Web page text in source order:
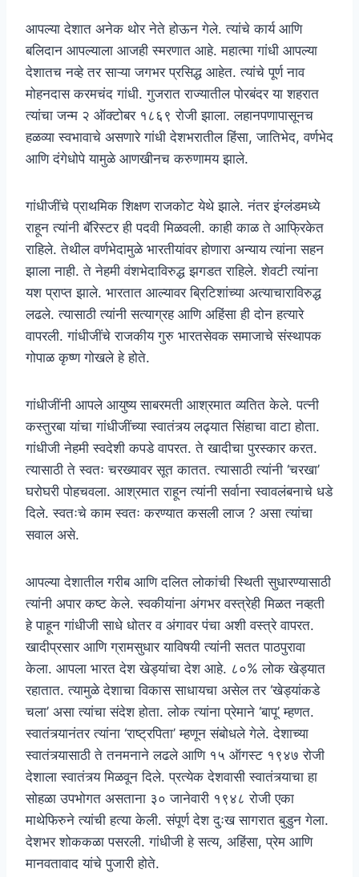
आपल्या देशात अनेक थोर नेते होऊन गेले. त्यांचे कार्य आणि
बलिदान आपल्याला आजही स्मरणात आहे. महात्मा गांधी आपल्या
देशातच नव्हे तर साऱ्या जगभर प्रसिद्ध आहेत. त्यांचे पूर्ण नाव
मोहनदास करमचंद गांधी. गुजरात राज्यातील पोरबंदर या शहरात
त्यांचा जन्म २ ऑक्टोबर १८६९ रोजी झाला. लहानपणापासूनच
हळव्या स्वभावाचे असणारे गांधी देशभरातील हिंसा, जातिभेद, वर्णभेद
आणि दंगेधोपे यामुळे आणखीनच करुणामय झाले.
गांधीजींचे प्राथमिक शिक्षण राजकोट येथे झाले. नंतर इंग्लंडमध्ये
राहून त्यांनी बॅरिस्टर ही पदवी मिळवली. काही काळ ते आफ्रिकेत
राहिले. तेथील वर्णभेदामुळे भारतीयांवर होणारा अन्याय त्यांना सहन
झाला नाही. ते नेहमी वंशभेदाविरुद्ध झगडत राहिले. शेवटी त्यांना
यश प्राप्त झाले. भारतात आल्यावर ब्रिटिशांच्या अत्याचाराविरुद्ध
लढले. त्यासाठी त्यांनी सत्याग्रह आणि अहिंसा ही दोन हत्यारे
वापरली. गांधीजींचे राजकीय गुरु भारतसेवक समाजाचे संस्थापक
गोपाळ कृष्ण गोखले हे होते.
गांधीजींनी आपले आयुष्य साबरमती आश्रमात व्यतित केले. पत्नी
कस्तुरबा यांचा गांधीजींच्या स्वातंत्र्य लढ्यात सिंहाचा वाटा होता.
गांधीजी नेहमी स्वदेशी कपडे वापरत. ते खादीचा पुरस्कार करत.
त्यासाठी ते स्वतः चरख्यावर सूत कातत. त्यासाठी त्यांनी ‘चरखा’
घरोघरी पोहचवला. आश्रमात राहून त्यांनी सर्वाना स्वावलंबनाचे धडे
दिले. स्वतःचे काम स्वतः करण्यात कसली लाज ? असा त्यांचा
सवाल असे.
आपल्या देशातील गरीब आणि दलित लोकांची स्थिती सुधारण्यासाठी
त्यांनी अपार कष्ट केले. स्वकीयांना अंगभर वस्त्रेही मिळत नव्हती
हे पाहून गांधीजी साधे धोतर व अंगावर पंचा अशी वस्त्रे वापरत.
खादीप्रसार आणि ग्रामसुधार याविषयी त्यांनी सतत पाठपुरावा
केला. आपला भारत देश खेड्यांचा देश आहे. ८०% लोक खेड्यात
रहातात. त्यामुळे देशाचा विकास साधायचा असेल तर ‘खेड्यांकडे
चला’ असा त्यांचा संदेश होता. लोक त्यांना प्रेमाने ‘बापू’ म्हणत.
स्वातंत्र्यानंतर त्यांना ‘राष्ट्रपिता’ म्हणून संबोधले गेले. देशाच्या
स्वातंत्र्यासाठी ते तनमनाने लढले आणि १५ ऑगस्ट १९४७ रोजी
देशाला स्वातंत्र्य मिळवून दिले. प्रत्येक देशवासी स्वातंत्र्याचा हा
सोहळा उपभोगत असताना ३० जानेवारी १९४८ रोजी एका
माथेफिरुने त्यांची हत्या केली. संपूर्ण देश दुःख सागरात बुडुन गेला.
देशभर शोककळा पसरली. गांधीजी हे सत्य, अहिंसा, प्रेम आणि
मानवतावाद यांचे पुजारी होते.